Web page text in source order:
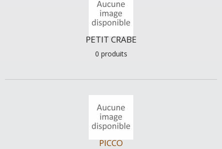
PETIT CRABE
0 produits
PICCO